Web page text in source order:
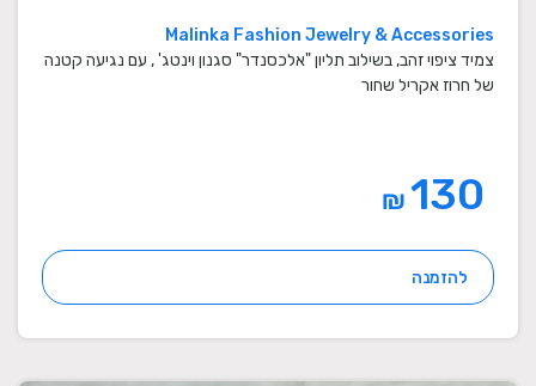
Malinka Fashion Jewelry & Accessories
צמיד ציפוי זהב, בשילוב תליון "אלכסנדר" סגנון וינטג' , עם נגיעה קטנה
של חרוז אקריל שחור
₪
להזמנה